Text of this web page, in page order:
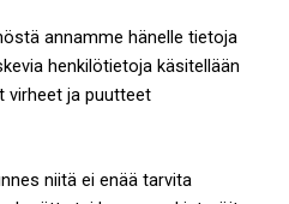
annamme hänelle tietoja
henkilötietoja käsitellään
virheet ja puutteet
niitä ei enää tarvita